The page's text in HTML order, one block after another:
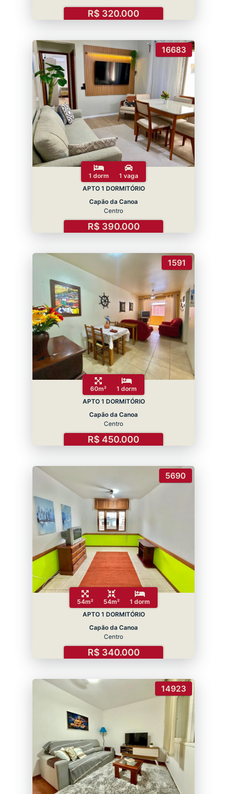
R$ 320.000
16683
1 dorm
1 vaga
APTO 1 DORMITÓRIO
Capão da Canoa
Centro
R$ 390.000
1591
60m²
1 dorm
APTO 1 DORMITÓRIO
Capão da Canoa
Centro
R$ 450.000
5690
54m² 54m²
1 dorm
APTO 1 DORMITÓRIO
Capão da Canoa
Centro
R$ 340.000
14923